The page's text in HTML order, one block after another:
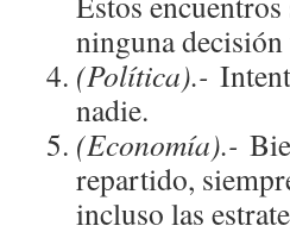
ninguna decisión
(Política).-
nadie.
(Economía).-
repartido,
incluso las